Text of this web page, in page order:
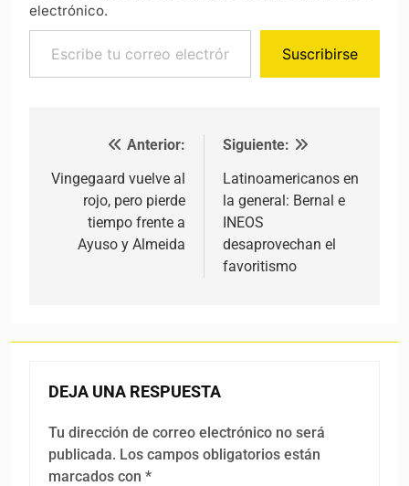
electrónico.
Escribe tu correo electrónico…
Suscribirse
Navegación de entradas
Anterior:
Vingegaard vuelve al
rojo, pero pierde
tiempo frente a
Ayuso y Almeida
Siguiente:
Latinoamericanos en
la general: Bernal e
INEOS
desaprovechan el
favoritismo
DEJA UNA RESPUESTA
Tu dirección de correo electrónico no será
publicada. Los campos obligatorios están
marcados con *